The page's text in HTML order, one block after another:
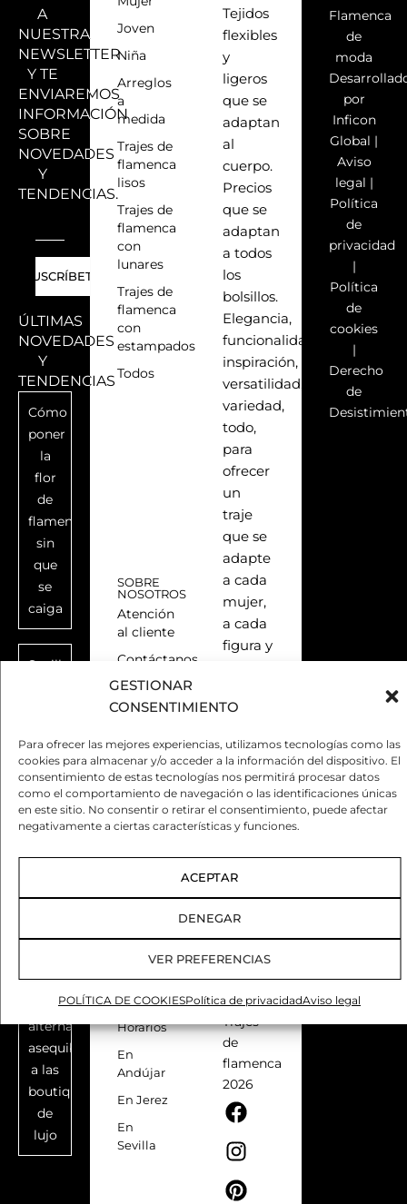
GESTIONAR
CONSENTIMIENTO
Para ofrecer las mejores experiencias, utilizamos tecnologías como las
cookies para almacenar y/o acceder a la información del dispositivo. El
consentimiento de estas tecnologías nos permitirá procesar datos
como el comportamiento de navegación o las identificaciones únicas
en este sitio. No consentir o retirar el consentimiento, puede afectar
negativamente a ciertas características y funciones.
ACEPTAR
DENEGAR
VER PREFERENCIAS
POLÍTICA DE COOKIESPolítica de privacidadAviso legal
A
NUESTRA
NEWSLETTER
Y TE
ENVIAREMOS
INFORMACIÓN
SOBRE
NOVEDADES
Y
TENDENCIAS.
ÚLTIMAS
NOVEDADES
Y
TENDENCIAS
Cómo
poner
la
flor
de
flamenca
sin
que
se
caiga
Sevillana,
que
casi
nadie
explica
Moda
para
los
bolsillos:
alternativas
asequibles
a las
boutiques
de
lujo
Joven
Niña
Arreglos
a
medida
Trajes de
flamenca
lisos
Trajes de
flamenca
con
lunares
Trajes de
flamenca
con
estampados
Todos
SOBRE
NOSOTROS
Atención
al cliente
Contáctanos
Quiénes
somos
frecuentes
Blog
FÍSICAS
Horarios
En
Andújar
En Jerez
En
Sevilla
Tejidos
flexibles
y
ligeros
que se
adaptan
al
cuerpo.
Precios
que se
adaptan
a todos
los
bolsillos.
Elegancia,
funcionalidad,
inspiración,
versatilidad,
variedad,
todo,
para
ofrecer
un
traje
que se
adapte
a cada
mujer,
a cada
figura y
al
«ready
to
wear»
para
traje se
ajuste
como
guante.
Trajes
de
flamenca
2026
F
a
c
e
b
I
n
s
t
a
P
i
n
t
e
T
i
k
t
o
Flamenca
de
moda
por
Inficon
Global |
Aviso
legal |
Política
de
privacidad
|
Política
de
cookies
|
Derecho
de